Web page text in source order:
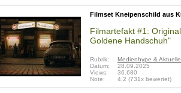
Filmset Kneipenschild aus
Filmartefakt #1:
Goldene Handschuh"
Rubrik:
Medienhype &
Datum:
28.09.2025
Views:
36.680
Note:
4,2 (731x bewertet)